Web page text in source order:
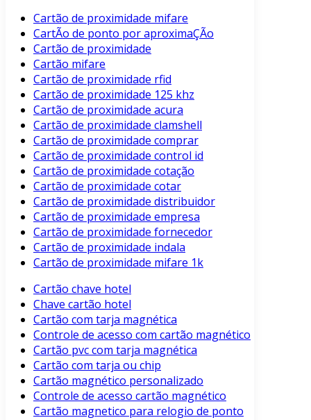
Cartão de proximidade mifare
CartÃo de ponto por aproximaÇÃo
Cartão de proximidade
Cartão mifare
Cartão de proximidade rfid
Cartão de proximidade 125 khz
Cartão de proximidade acura
Cartão de proximidade clamshell
Cartão de proximidade comprar
Cartão de proximidade control id
Cartão de proximidade cotação
Cartão de proximidade cotar
Cartão de proximidade distribuidor
Cartão de proximidade empresa
Cartão de proximidade fornecedor
Cartão de proximidade indala
Cartão de proximidade mifare 1k
Cartão chave hotel
Chave cartão hotel
Cartão com tarja magnética
Controle de acesso com cartão magnético
Cartão pvc com tarja magnética
Cartão com tarja ou chip
Cartão magnético personalizado
Controle de acesso cartão magnético
Cartão magnetico para relogio de ponto